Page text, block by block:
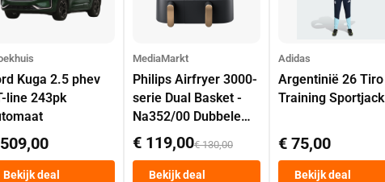
Kuga 2.5 phev
line 243pk
Bekijk deal
MediaMarkt
Philips Airfryer 3000-
serie Dual Basket -
Na352/00 Dubbele
Mand 9 L Tot 6
Personen
Heteluchtfriteuse
€ 119,00€ 130,00
Bekijk deal
Adidas
Argentinië 26 Tiro
Training Sportjack
€ 75,00
Bekijk deal